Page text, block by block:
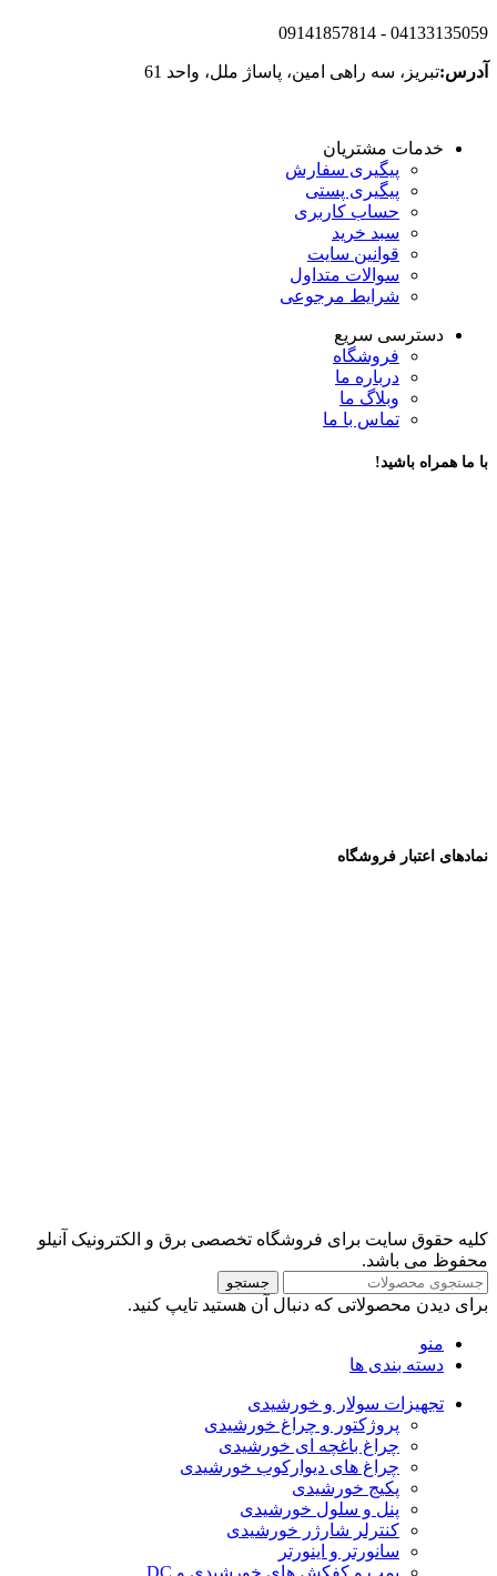
- 04133135059
09141857814
آدرس:تبریز، سه راهی امین، پاساژ ملل، واحد 61
خدمات مشتریان
پیگیری سفارش
پیگیری پستی
حساب کاربری
سبد خرید
قوانین سایت
سوالات متداول
شرایط مرجوعی
دسترسی سریع
فروشگاه
درباره ما
وبلاگ ما
تماس با ما
با ما همراه باشید!
نمادهای اعتبار فروشگاه
کلیه حقوق سایت برای فروشگاه تخصصی برق و الکترونیک آنیلو
محفوظ می باشد.
جستجو
برای دیدن محصولاتی که دنبال آن هستید تایپ کنید.
منو
دسته بندی ها
تجهیزات سولار و خورشیدی
پروژکتور و چراغ خورشیدی
چراغ باغچه ای خورشیدی
چراغ های دیوارکوب خورشیدی
پکیج خورشیدی
پنل و سلول خورشیدی
کنترلر شارژر خورشیدی
سانورتر و اینورتر
پمپ و کفکش های خورشیدی و DC